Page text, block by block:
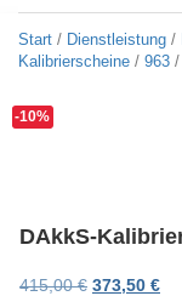
Start / Dienstleistung /
Kalibrierscheine / 963 /
-10%
DAkkS-
415,00€ 373,50 €